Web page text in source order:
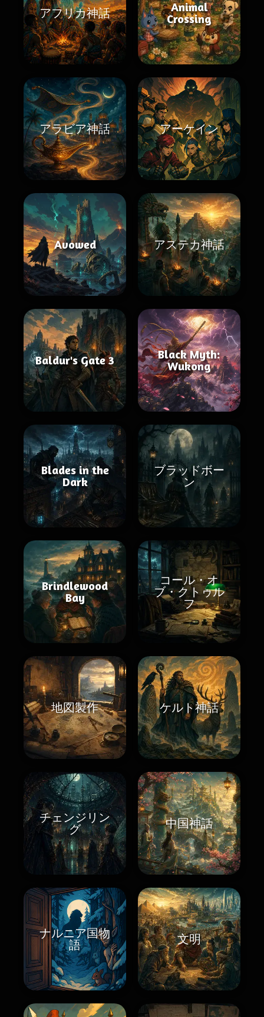
アフリカ神話
Animal
Crossing
アラビア神話 アーケイン
Avowed アステカ神話
Baldur's Gate 3
Black Myth:
Wukong
Blades in the
Dark
ブラッドボー
ン
Brindlewood
Bay
コール・オ
ブ・クトゥル
フ
地図製作 ケルト神話
チェンジリン
グ
中国神話
ナルニア国物
語
文明